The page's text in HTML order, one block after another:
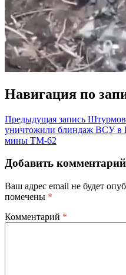
Навигация по
Предыдущая запись
уничтожили блиндаж ВСУ в
мины ТМ-62
Добавить комментарий
Ваш адрес email не будет
помечены *
Комментарий *